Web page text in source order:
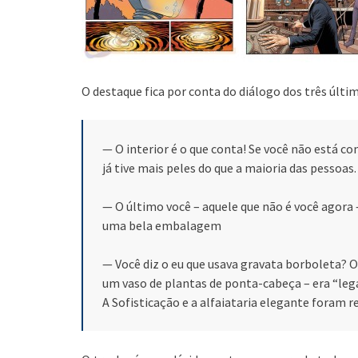
O destaque fica por conta do diálogo dos três
— O interior é o que conta! Se você não está
já tive mais peles do que a maioria das pessoas.
— O último você – aquele que não é você
uma bela embalagem
— Você diz o eu que usava gravata borboleta?
um vaso de plantas de ponta-cabeça – era
A Sofisticação e a alfaiataria elegante foram